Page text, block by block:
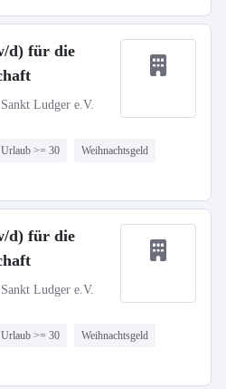
d) für die
Ludger e.V.
Urlaub >= 30 Weihnachtsgeld
d) für die
Ludger e.V.
Urlaub >= 30 Weihnachtsgeld